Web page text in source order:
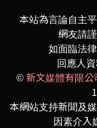
本站為言論自主
網友請
如面臨法
回應人
©新文媒體有限公
本網站支持新聞及
因素介入